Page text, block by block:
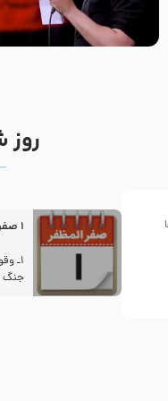
تک ، عبّاس، صاحب دل‌هاست
حاج حنیف طاهری – عزاداری
روز
1 صفر المظفر
جنگ